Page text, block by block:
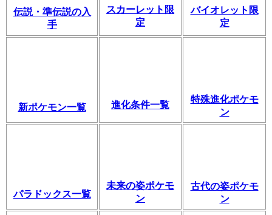
伝説・準伝説の入
手
スカーレット限
定
バイオレット限
定
新ポケモン一覧 進化条件一覧
特殊進化ポケモ
ン
パラドックス一覧
未来の姿ポケモ
ン
古代の姿ポケモ
ン